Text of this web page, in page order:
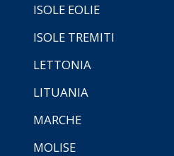
ISOLE EOLIE
ISOLE TREMITI
LETTONIA
LITUANIA
MARCHE
MOLISE